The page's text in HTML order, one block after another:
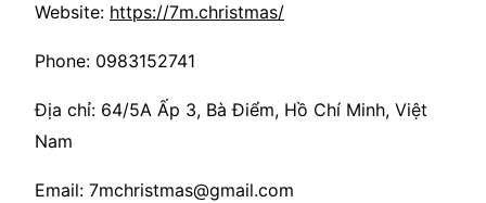
Website: https://7m.christmas/
Phone: 0983152741
Địa chỉ: 64/5A Ấp 3, Bà Điểm, Hồ Chí Minh, Việt
Nam
Email: 7mchristmas@gmail.com